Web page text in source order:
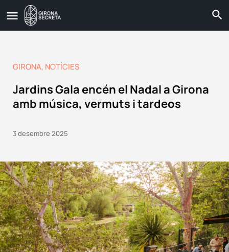
GIRONA, NOTÍCIES
Jardins Gala encén el Nadal a Girona
amb música, vermuts i tardeos
3 desembre 2025